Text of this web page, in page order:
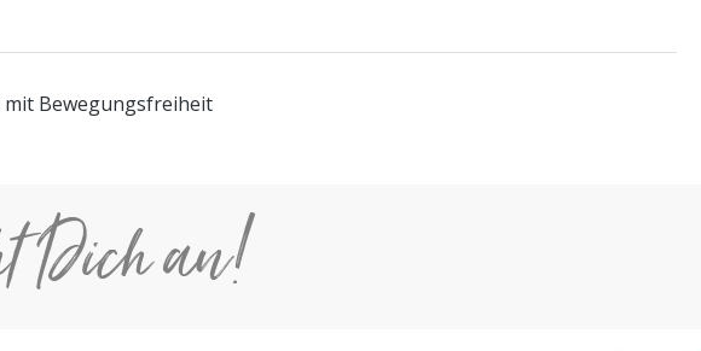
mit Bewegungsfreiheit
Dich an!